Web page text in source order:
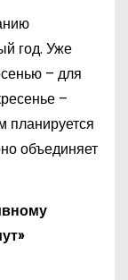
год. Уже
– для
–
планируется
объединяет